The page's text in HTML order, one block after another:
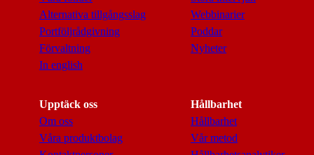
Alternativa tillgångsslag
Portföljrådgivning
Förvaltning
In english
Webbinarier
Poddar
Nyheter
Upptäck oss
Om oss
Våra produktbolag
Hållbarhet
Hållbarhet
Vår metod